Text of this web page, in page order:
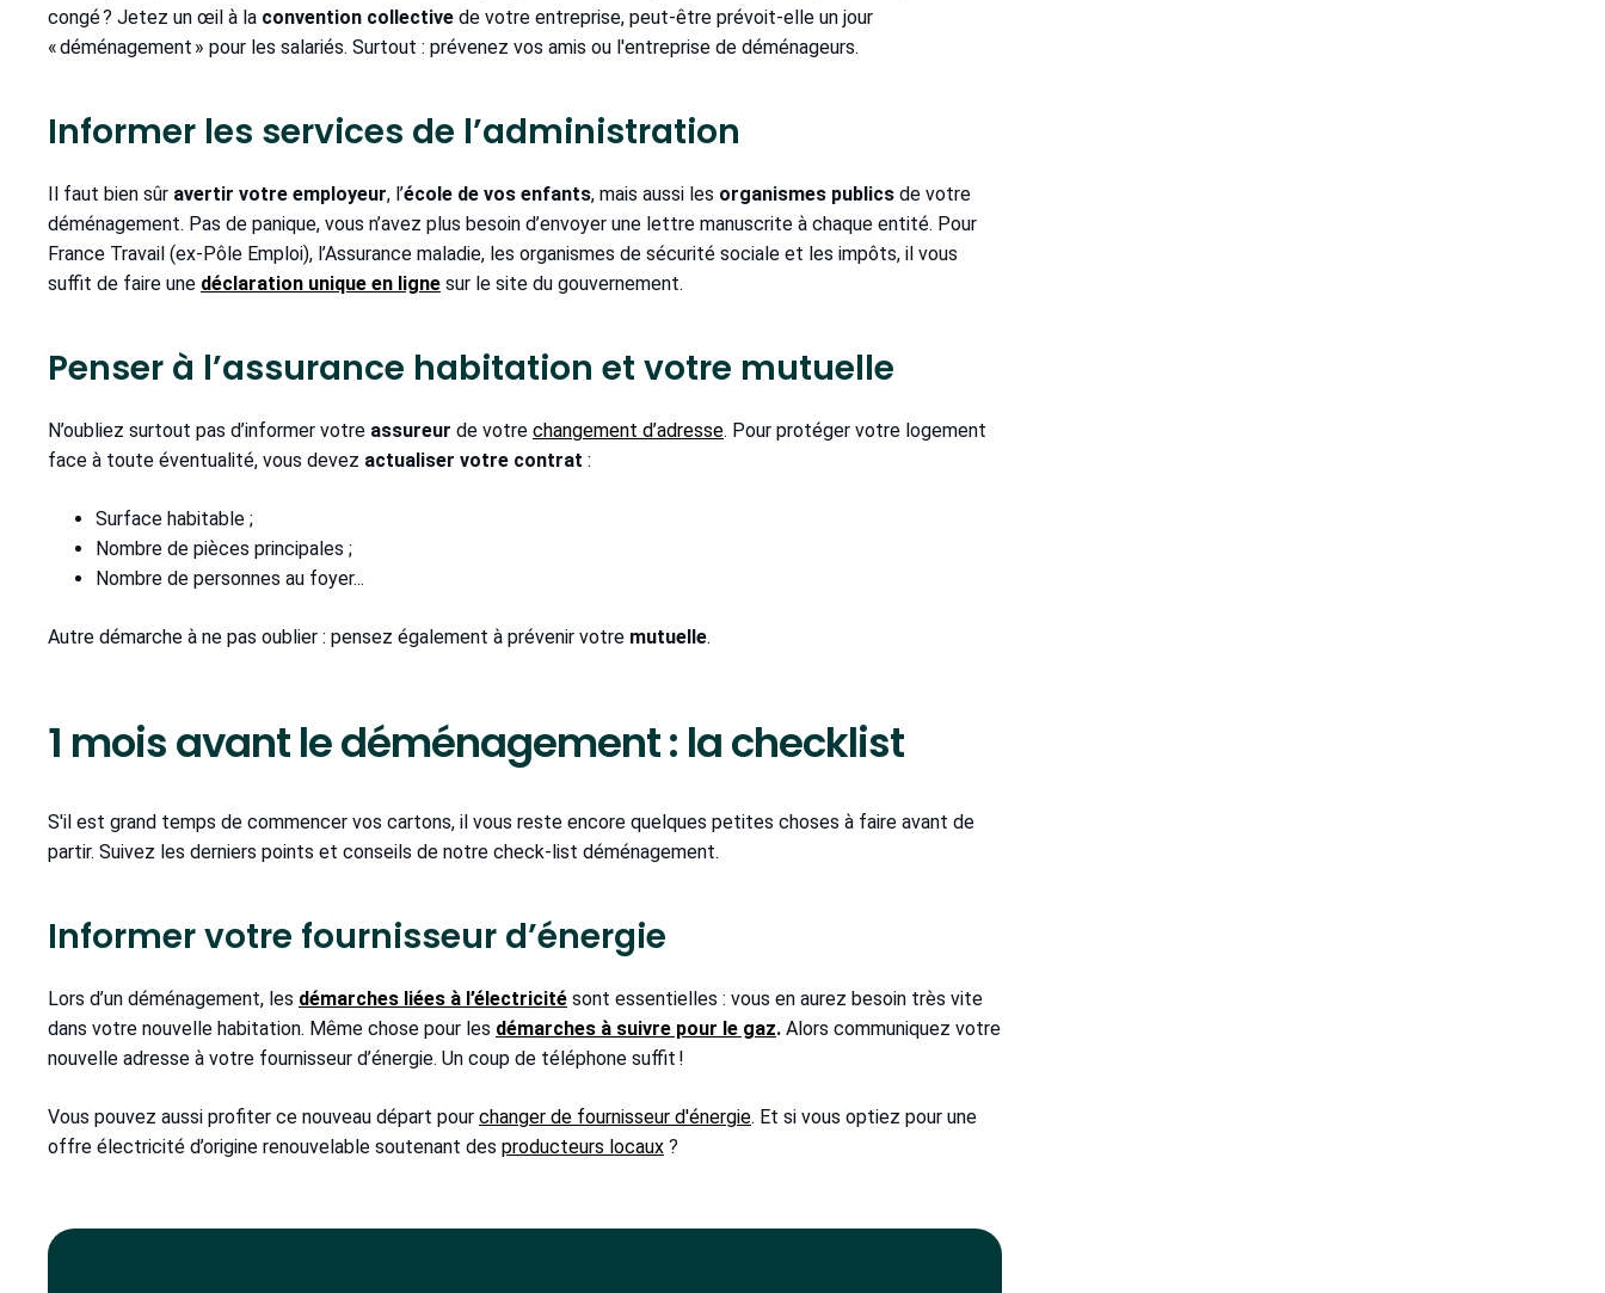
congé ? Jetez un œil à la convention collective de votre entreprise, peut-être prévoit-elle un jour
« déménagement » pour les salariés. Surtout : prévenez vos amis ou l'entreprise de déménageurs.
Informer les services de l’administration
Il faut bien sûr avertir votre employeur, l’école de vos enfants, mais aussi les organismes publics de votre
déménagement. Pas de panique, vous n’avez plus besoin d’envoyer une lettre manuscrite à chaque entité. Pour
France Travail (ex-Pôle Emploi), l’Assurance maladie, les organismes de sécurité sociale et les impôts, il vous
suffit de faire une déclaration unique en ligne sur le site du gouvernement.
Penser à l’assurance habitation et votre mutuelle
N’oubliez surtout pas d’informer votre assureur de votre changement d’adresse. Pour protéger votre logement
face à toute éventualité, vous devez actualiser votre contrat :
Surface habitable ;
Nombre de pièces principales ;
Nombre de personnes au foyer...
Autre démarche à ne pas oublier : pensez également à prévenir votre mutuelle.
1 mois avant le déménagement : la checklist
S'il est grand temps de commencer vos cartons, il vous reste encore quelques petites choses à faire avant de
partir. Suivez les derniers points et conseils de notre check-list déménagement.
Informer votre fournisseur d’énergie
Lors d’un déménagement, les démarches liées à l’électricité sont essentielles : vous en aurez besoin très vite
dans votre nouvelle habitation. Même chose pour les démarches à suivre pour le gaz. Alors communiquez votre
nouvelle adresse à votre fournisseur d’énergie. Un coup de téléphone suffit !
Vous pouvez aussi profiter ce nouveau départ pour changer de fournisseur d'énergie. Et si vous optiez pour une
offre électricité d’origine renouvelable soutenant des producteurs locaux ?